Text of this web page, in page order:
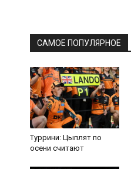
САМОЕ ПОПУЛЯРНОЕ
Туррини: Цыплят по
осени считают